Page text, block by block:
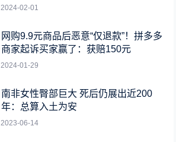
2024-02-01
网购9.9元商品后恶意“仅退款”！拼多多
商家起诉买家赢了：获赔150元
2024-01-29
南非女性臀部巨大 死后仍展出近200
年：总算入土为安
2023-06-14